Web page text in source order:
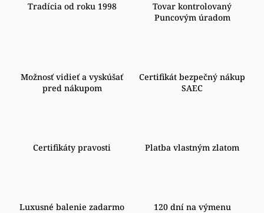
Tradícia od roku 1998
Tovar kontrolovaný
Puncovým úradom
Možnosť vidieť a vyskúšať
pred nákupom
Certifikát bezpečný nákup
SAEC
Certifikáty pravosti Platba vlastným zlatom
Luxusné balenie zadarmo 120 dní na výmenu